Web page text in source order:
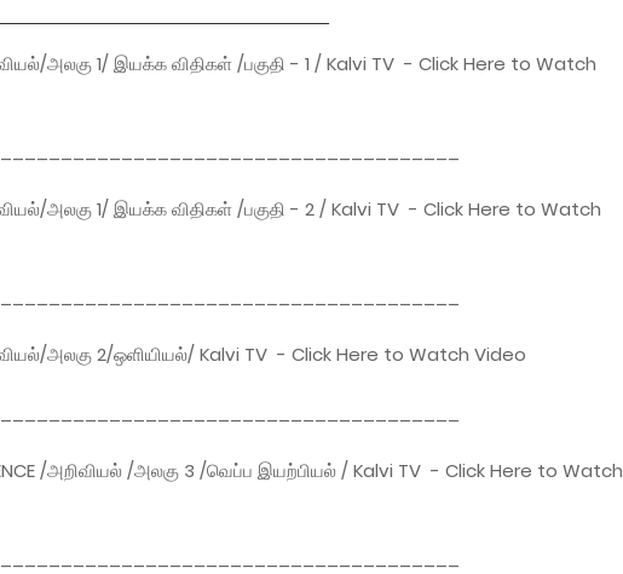
அலகு 1/ இயக்க விதிகள் /பகுதி - 1 / Kalvi TV - Click Here to Watch
அலகு 1/ இயக்க விதிகள் /பகுதி - 2 / Kalvi TV - Click Here to Watch
அலகு 2/ஒளியியல்/ Kalvi TV - Click Here to Watch Video
/அறிவியல் /அலகு 3 /வெப்ப இயற்பியல் / Kalvi TV - Click Here to Watch